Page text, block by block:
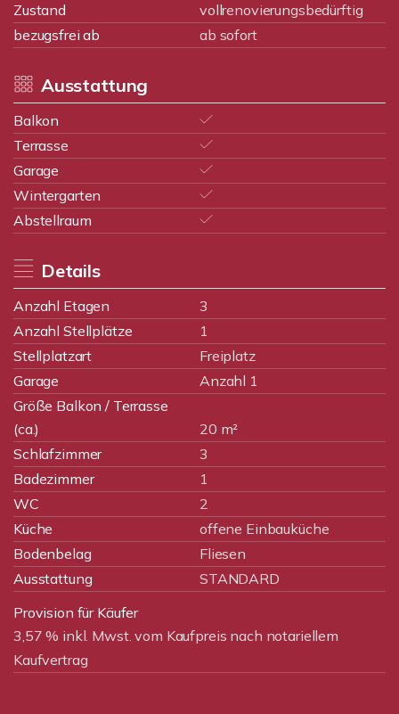
Zustand
vollrenovierungsbedürftig
bezugsfrei ab
ab sofort
Ausstattung
Balkon
Terrasse
Garage
Wintergarten
Abstellraum
Details
Anzahl Etagen
3
Anzahl Stellplätze
1
Stellplatzart
Freiplatz
Garage
Anzahl 1
Größe Balkon / Terrasse
(ca.)
20 m²
Schlafzimmer
3
Badezimmer
1
WC
2
Küche
offene Einbauküche
Bodenbelag
Fliesen
Ausstattung
STANDARD
Provision für Käufer
3,57 % inkl. Mwst. vom Kaufpreis nach notariellem
Kaufvertrag